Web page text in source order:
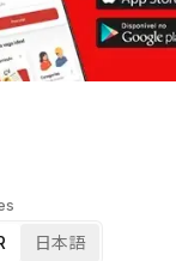
日本語